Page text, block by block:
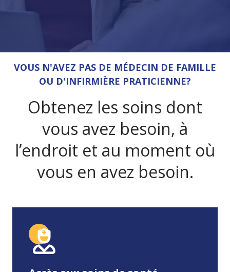
VOUS N'AVEZ PAS DE MÉDECIN DE FAMILLE
OU D'INFIRMIÈRE PRATICIENNE?
Obtenez les soins dont
vous avez besoin, à
l’endroit et au moment où
vous en avez besoin.